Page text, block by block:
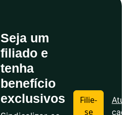
Seja um
filiado e
tenha
benefício
exclusivos
Filie-
se